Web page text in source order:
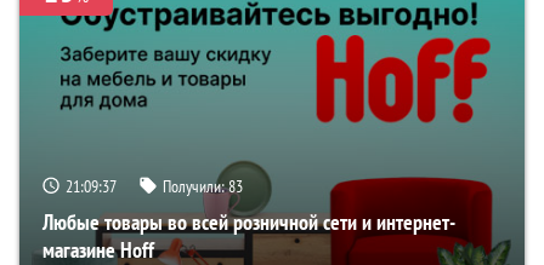
21:09:36 Получили:83
Любые товары во всей розничной сети и интернет-
магазине Hoff